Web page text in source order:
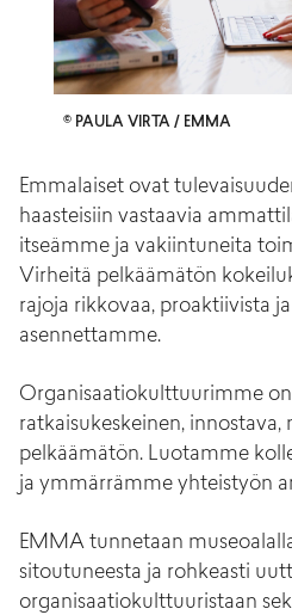
© PAULA VIRTA / EMMA
Emmalaiset ovat
haasteisiin vastaavia
itseämme ja vakiintuneita
Virheitä pelkäämätön
rajoja rikkovaa, proaktiivista
asennettamme.
Organisaatiokulttuurimme
ratkaisukeskeinen,
pelkäämätön. Luotamme
ja ymmärrämme yhteistyön
EMMA tunnetaan
sitoutuneesta ja rohkeasti
organisaatiokulttuuristaan